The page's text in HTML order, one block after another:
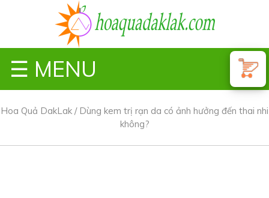
☰ MENU
Hoa Quả DakLak / Dùng kem trị rạn da có ảnh hưởng đến thai nhi
không?